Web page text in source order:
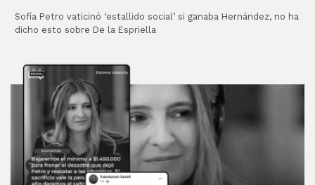
Sofía Petro vaticinó ‘estallido social’ si ganaba Hernández, no ha
dicho esto sobre De la Espriella